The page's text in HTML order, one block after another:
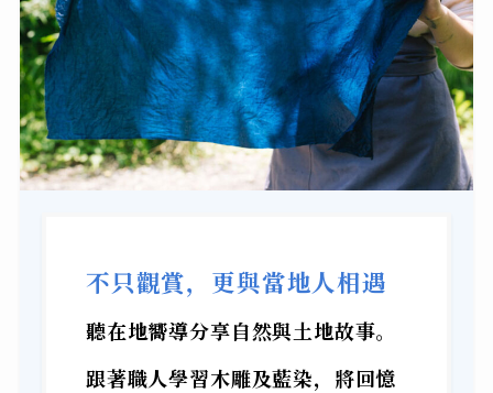
不只觀賞，更與當地人相遇
聽在地嚮導分享自然與土地故事。
跟著職人學習木雕及藍染，將回憶